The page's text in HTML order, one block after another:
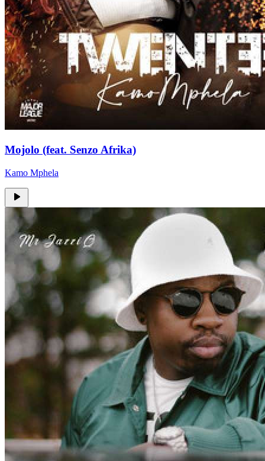
Mojolo (feat. Senzo Afrika)
Kamo Mphela